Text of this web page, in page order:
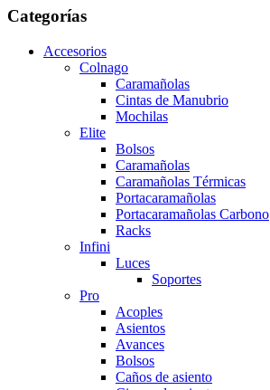
Categorías
Accesorios
Colnago
Caramañolas
Cintas de Manubrio
Mochilas
Elite
Bolsos
Caramañolas
Caramañolas Térmicas
Portacaramañolas
Portacaramañolas Carbono
Racks
Infini
Luces
Soportes
Pro
Acoples
Asientos
Avances
Bolsos
Caños de asiento